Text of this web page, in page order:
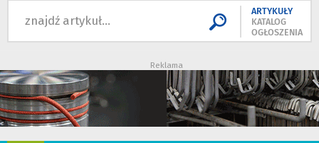
ARTYKUŁY
KATALOG
OGŁOSZENIA
Reklama